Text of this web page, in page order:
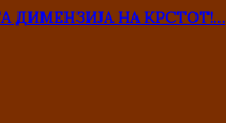
ДИМЕНЗИЈА НА КРСТОТ!…